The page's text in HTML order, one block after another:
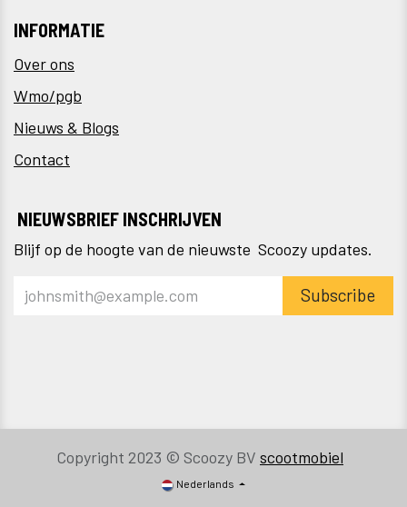
INFORMATIE
Over ons
Wmo/pgb
Nieuws & Blogs
Contact
NIEUWSBRIEF INSCHRIJVEN
Blijf op de hoogte van de nieuwste Scoozy updates.
Subscribe
Copyright 2023 © Scoozy BV scootmobiel
Nederlands